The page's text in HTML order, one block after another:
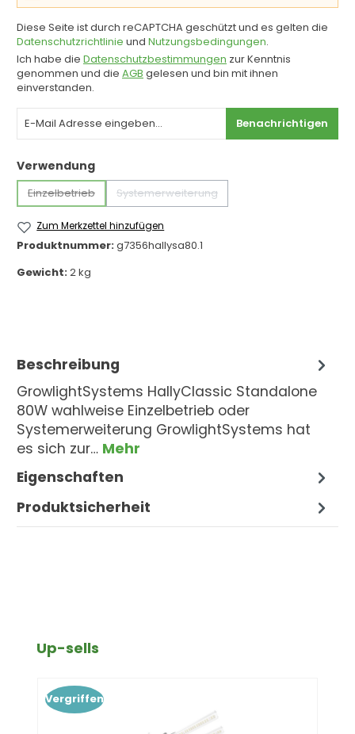
Diese Seite ist durch reCAPTCHA geschützt und es gelten die
Datenschutzrichtlinie und Nutzungsbedingungen.
Ich habe die Datenschutzbestimmungen zur Kenntnis
genommen und die AGB gelesen und bin mit ihnen
einverstanden.
Benachrichtigen
Verwendungauswählen
Einzelbetrieb
(Diese Option ist zurzeit nicht verfügbar.)
Systemerweiterung
(Diese Option ist zurzeit nicht verfügbar.)
Zum Merkzettel hinzufügen
Produktnummer:g7356hallysa80.1
Gewicht:2 kg
Beschreibung
GrowlightSystems HallyClassic Standalone
80W wahlweise Einzelbetrieb oder
Systemerweiterung GrowlightSystems hat
es sich zur… Mehr
Eigenschaften
Produktsicherheit
Produktgalerie überspringen
Up-sells
Vergriffen